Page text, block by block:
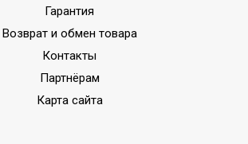
Гарантия
Возврат и обмен товара
Контакты
Партнёрам
Карта сайта